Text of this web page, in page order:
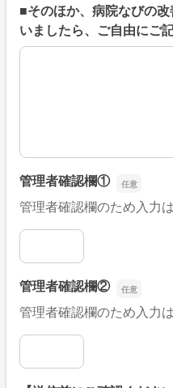
■そのほか、病院なびの
いましたら、ご自由にご
■そのほか、病院なびの
管理者確認欄①
管理者確認欄のため入力は
管理者確認欄①
管理者確認欄②
管理者確認欄のため入力は
管理者確認欄②